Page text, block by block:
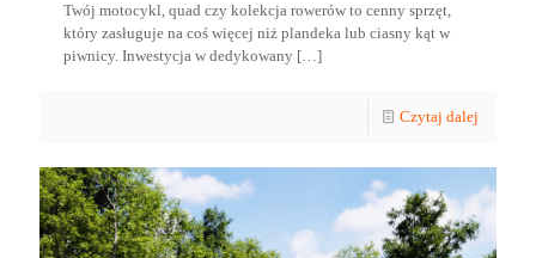
Twój motocykl, quad czy kolekcja rowerów to cenny sprzęt,
który zasługuje na coś więcej niż plandeka lub ciasny kąt w
piwnicy. Inwestycja w dedykowany […]
Czytaj dalej